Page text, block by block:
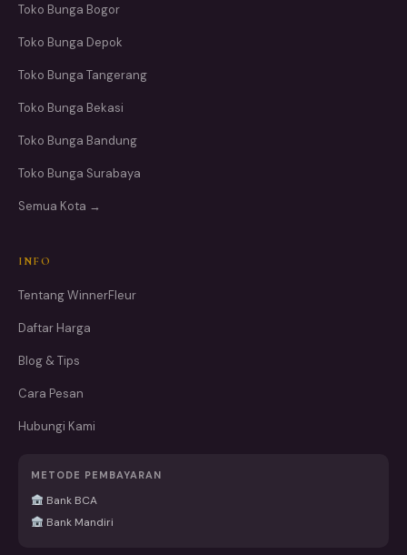
Toko Bunga Bogor
Toko Bunga Depok
Toko Bunga Tangerang
Toko Bunga Bekasi
Toko Bunga Bandung
Toko Bunga Surabaya
Semua Kota →
INFO
Tentang WinnerFleur
Daftar Harga
Blog & Tips
Cara Pesan
Hubungi Kami
METODE PEMBAYARAN
Bank BCA
Bank Mandiri